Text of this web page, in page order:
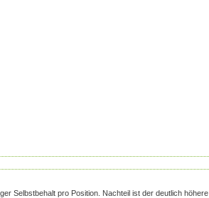
Selbstbehalt pro Position. Nachteil ist der deutlich höhere